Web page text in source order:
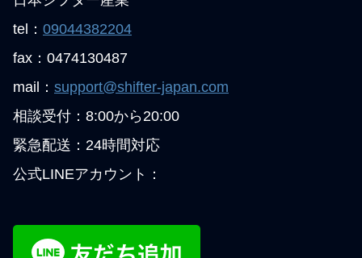
tel： 09044382204
fax：0474130487
mail： support@shifter-japan.com
相談受付：8:00から20:00
緊急配送：24時間対応
公式LINEアカウント：